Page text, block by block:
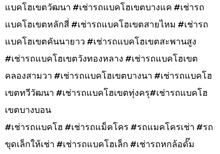
แบคโฮเขตวัฒนา #เช่ารถแบคโฮเขตบางแค #เช่ารถ
แบคโฮเขตหลักสี่ #เช่ารถแบคโฮเขตสายไหม #เช่ารถ
แบคโฮเขตคันนายาว #เช่ารถแบคโฮเขตสะพานสูง
#เช่ารถแบคโฮเขตวังทองหลาง #เช่ารถแบคโฮเขต
คลองสามวา #เช่ารถแบคโฮเขตบางนา #เช่ารถแบคโฮ
เขตทวีวัฒนา #เช่ารถแบคโฮเขตทุ่งครุ#เช่ารถแบคโฮ
เขตบางบอน
#เช่ารถแบคโฮ #เช่ารถแม็คโคร #รถแมคโครเช่า #รถ
ขุดเล็กให้เช่า #เช่ารถแบคโฮเล็ก #เช่ารถหกล้อดั๊ม